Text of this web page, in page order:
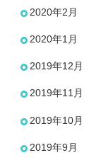
2020年2月
2020年1月
2019年12月
2019年11月
2019年10月
2019年9月